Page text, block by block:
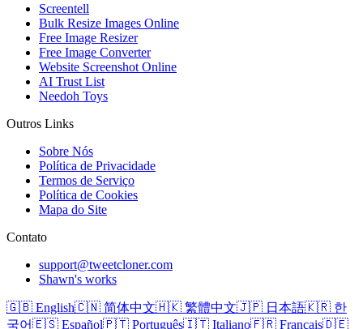
Screentell
Bulk Resize Images Online
Free Image Resizer
Free Image Converter
Website Screenshot Online
AI Trust List
Needoh Toys
Outros Links
Sobre Nós
Política de Privacidade
Termos de Serviço
Política de Cookies
Mapa do Site
Contato
support@tweetcloner.com
Shawn's works
🇬🇧 English🇨🇳 简体中文🇭🇰 繁體中文🇯🇵 日本語🇰🇷 한
국어🇪🇸 Español🇵🇹 Português🇮🇹 Italiano🇫🇷 Français🇩🇪